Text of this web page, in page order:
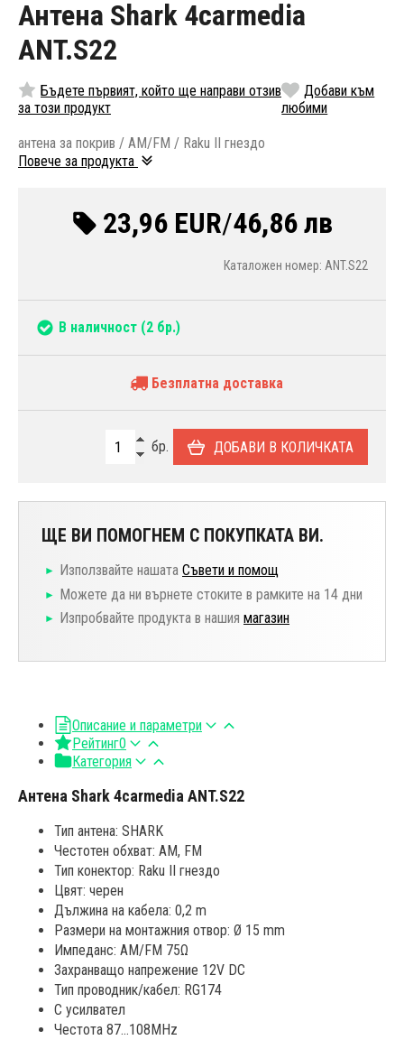
Антена Shark 4carmedia
ANT.S22
Бъдете първият, който ще направи отзив
за този продукт
Добави към
любими
антена за покрив / AM/FM / Raku II гнездо
Повече за продукта
23,96 EUR/46,86 лв
Каталожен номер: ANT.S22
В наличност (2 бр.)
Безплатна доставка
бр. ДОБАВИ В КОЛИЧКАТА
ЩЕ ВИ ПОМОГНЕМ С ПОКУПКАТА ВИ.
Използвайте нашата Съвети и помощ
Можете да ни върнете стоките в рамките на 14 дни
Изпробвайте продукта в нашия магазин
Описание и параметри
Рейтинг0
Категория
Антена Shark 4carmedia ANT.S22
Тип антена: SHARK
Честотен обхват: AM, FM
Тип конектор: Raku II гнездо
Цвят: черен
Дължина на кабела: 0,2 m
Размери на монтажния отвор: Ø 15 mm
Импеданс: AM/FM 75Ω
Захранващо напрежение 12V DC
Тип проводник/кабел: RG174
С усилвател
Честота 87...108MHz